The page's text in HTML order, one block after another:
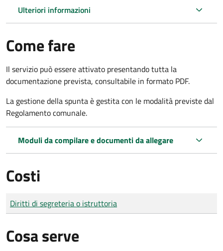
Ulteriori informazioni
Come fare
Il servizio può essere attivato presentando tutta la
documentazione prevista, consultabile in formato PDF.
La gestione della spunta è gestita con le modalità previste dal
Regolamento comunale.
Moduli da compilare e documenti da allegare
Costi
Tipo di pagamento
Importo
Diritti di segreteria o istruttoria
Cosa serve